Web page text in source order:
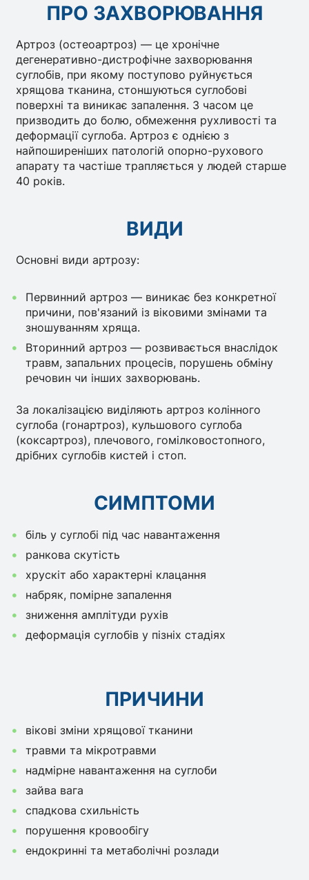
ПРО ЗАХВОРЮВАННЯ
Артроз (остеоартроз) — це хронічне
дегенеративно-дистрофічне захворювання
суглобів, при якому поступово руйнується
хрящова тканина, стоншуються суглобові
поверхні та виникає запалення. З часом це
призводить до болю, обмеження рухливості та
деформації суглоба. Артроз є однією з
найпоширеніших патологій опорно-рухового
апарату та частіше трапляється у людей старше
40 років.
ВИДИ
Основні види артрозу:
Первинний артроз — виникає без конкретної
причини, пов'язаний із віковими змінами та
зношуванням хряща.
Вторинний артроз — розвивається внаслідок
травм, запальних процесів, порушень обміну
речовин чи інших захворювань.
За локалізацією виділяють артроз колінного
суглоба (гонартроз), кульшового суглоба
(коксартроз), плечового, гомілковостопного,
дрібних суглобів кистей і стоп.
СИМПТОМИ
біль у суглобі під час навантаження
ранкова скутість
хрускіт або характерні клацання
набряк, помірне запалення
зниження амплітуди рухів
деформація суглобів у пізніх стадіях
ПРИЧИНИ
вікові зміни хрящової тканини
травми та мікротравми
надмірне навантаження на суглоби
зайва вага
спадкова схильність
порушення кровообігу
ендокринні та метаболічні розлади